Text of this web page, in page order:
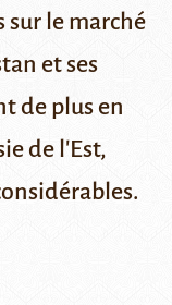
sur le marché
et ses
de plus en
de l'Est,